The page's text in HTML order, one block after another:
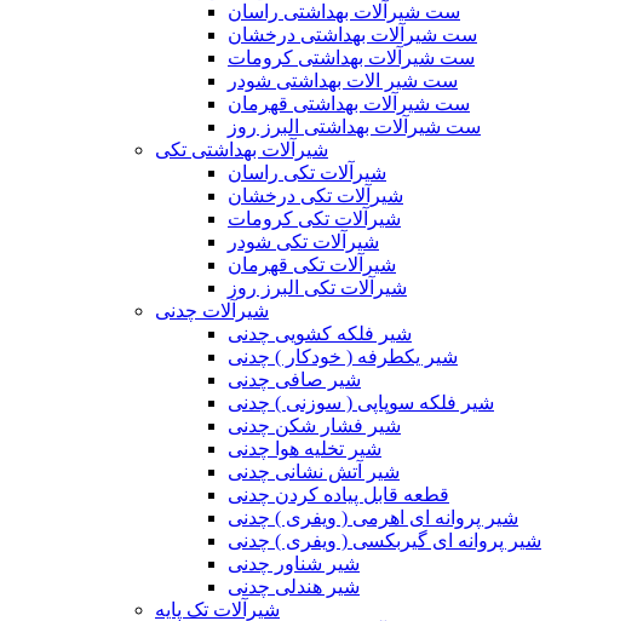
ست شیرآلات بهداشتی راسان
ست شیرآلات بهداشتی درخشان
ست شیرآلات بهداشتی کرومات
ست شیر الات بهداشتی شودر
ست شیرآلات بهداشتی قهرمان
ست شیرآلات بهداشتی البرز روز
شیرآلات بهداشتی تکی
شیرآلات تکی راسان
شیرآلات تکی درخشان
شیرآلات تکی کرومات
شیرآلات تکی شودر
شیرآلات تکی قهرمان
شیرآلات تکی البرز روز
شیرآلات چدنی
شیر فلکه کشویی چدنی
شیر یکطرفه ( خودکار ) چدنی
شیر صافی چدنی
شیر فلکه سوپاپی ( سوزنی ) چدنی
شیر فشار شکن چدنی
شیر تخلیه هوا چدنی
شیر آتش نشانی چدنی
قطعه قابل پیاده کردن چدنی
شیر پروانه ای اهرمی ( ویفری ) چدنی
شیر پروانه ای گیربکسی ( ویفری ) چدنی
شیر شناور چدنی
شیر هندلی چدنی
شیرآلات تک پایه